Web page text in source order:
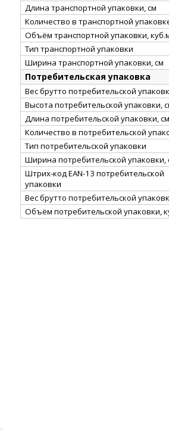
Длина транспортной упаковки, см
Количество в транспортной
Объём транспортной упаковки,
Тип транспортной упаковки
Ширина транспортной упаковки, см
Потребительская упаковка
Вес брутто потребительской
Высота потребительской упаковки,
Длина потребительской упаковки, см
Количество в потребительской
Тип потребительской упаковки
Ширина потребительской упаковки,
Штрих-код EAN-13 потребительской
упаковки
Вес брутто потребительской
Объём потребительской упаковки,